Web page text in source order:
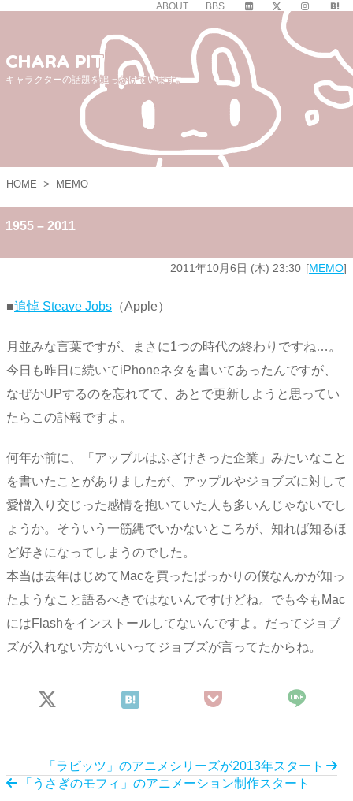
ABOUT BBS
CHARA PIT
キャラクターの話題を追っかけています。
HOME > MEMO
1955 – 2011
2011年10月6日 (木) 23:30 MEMO
■追悼 Steave Jobs （Apple）
月並みな言葉ですが、まさに1つの時代の終わりですね…。
今日も昨日に続いてiPhoneネタを書いてあったんですが、
なぜかUPするのを忘れてて、あとで更新しようと思ってい
たらこの訃報ですよ。
何年か前に、「アップルはふざけきった企業」みたいなこと
を書いたことがありましたが、アップルやジョブズに対して
愛憎入り交じった感情を抱いていた人も多いんじゃないでし
ょうか。そういう一筋縄でいかないところが、知れば知るほ
ど好きになってしまうのでした。
本当は去年はじめてMacを買ったばっかりの僕なんかが知っ
たようなこと語るべきではないんですけどね。でも今もMac
にはFlashをインストールしてないんですよ。だってジョブ
ズが入れない方がいいってジョブズが言ってたからね。
「ラビッツ」のアニメシリーズが2013年スタート
「うさぎのモフィ」のアニメーション制作スタート